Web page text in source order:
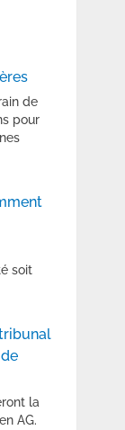
de
pour
soit
la
AG.